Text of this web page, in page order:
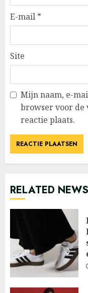
E-mail *
Site
Mijn naam, e-
browser voor de
reactie plaats.
RELATED NEWS